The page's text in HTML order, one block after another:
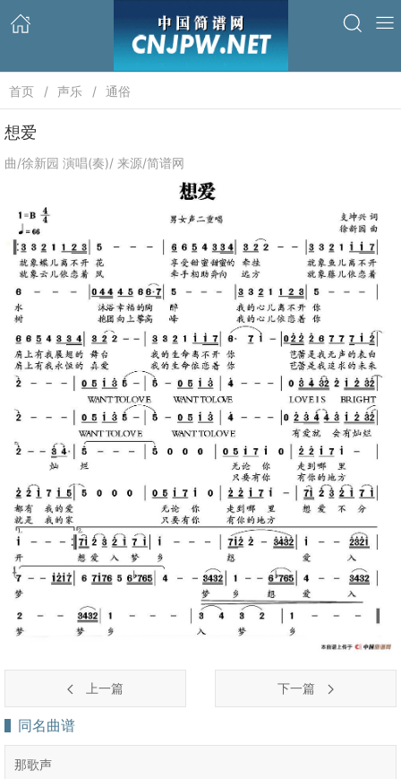
首页 声乐 通俗
想爱
曲/徐新园 演唱(奏)/ 来源/简谱网
上一篇 下一篇
同名曲谱
那歌声